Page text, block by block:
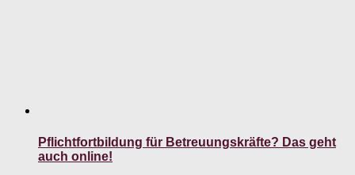
Pflichtfortbildung für Betreuungskräfte? Das geht
auch online!